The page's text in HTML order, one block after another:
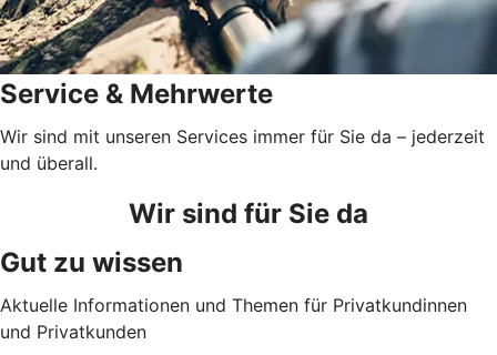
Service & Mehrwerte
Wir sind mit unseren Services immer für Sie da – jederzeit
und überall.
Wir sind für Sie da
Gut zu wissen
Aktuelle Informationen und Themen für Privatkundinnen
und Privatkunden